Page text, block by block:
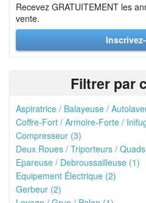
Recevez GRATUITEMENT les
vente.
Filtrer par
Aspiratrice / Balayeuse /
Coffre-Fort / Armoire-Forte /
Compresseur (3)
Deux Roues / Triporteurs /
Epareuse / Debroussailleuse (1)
Equipement Électrique (2)
Gerbeur (2)